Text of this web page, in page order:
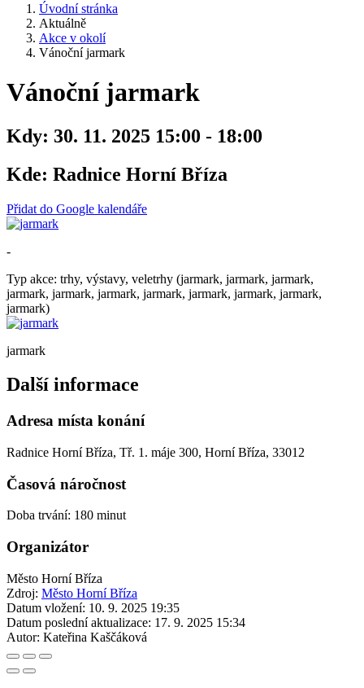
Úvodní stránka
Aktuálně
Akce v okolí
Vánoční jarmark
Vánoční jarmark
Kdy: 30. 11. 2025 15:00 - 18:00
Kde: Radnice Horní Bříza
Přidat do Google kalendáře
-
Typ akce: trhy, výstavy, veletrhy (jarmark, jarmark, jarmark,
jarmark, jarmark, jarmark, jarmark, jarmark, jarmark, jarmark,
jarmark)
jarmark
Další informace
Adresa místa konání
Radnice Horní Bříza, Tř. 1. máje 300, Horní Bříza, 33012
Časová náročnost
Doba trvání: 180 minut
Organizátor
Město Horní Bříza
Zdroj: Město Horní Bříza
Datum vložení: 10. 9. 2025 19:35
Datum poslední aktualizace: 17. 9. 2025 15:34
Autor: Kateřina Kaščáková